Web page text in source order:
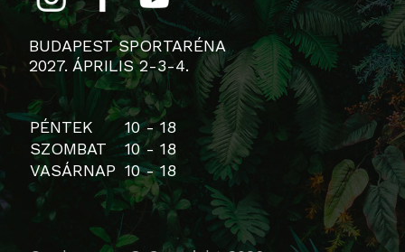
BUDAPEST SPORTARÉNA
2027. ÁPRILIS 2-3-4.
PÉNTEK
10 - 18
SZOMBAT
10 - 18
VASÁRNAP 10 - 18